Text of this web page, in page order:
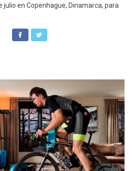
julio en Copenhague, Dinamarca, para